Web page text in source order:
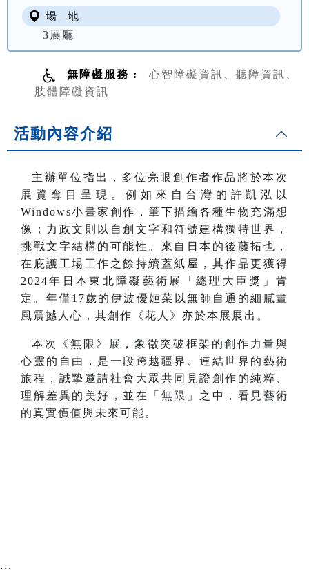
場 地
3展廳
無障礙服務 :
心智障礙資訊、聽障資訊、
肢體障礙資訊
活動內容介紹
主辦單位指出，多位亮眼創作者作品將於本次
展覽奪目呈現。例如來自台灣的許凱泓以
Windows小畫家創作，筆下描繪各種生物充滿想
像；力政文則以自創文字和符號建構獨特世界，
挑戰文字結構的可能性。來自日本的後藤拓也，
在庇護工場工作之餘持續蓋紙屋，其作品更獲得
2024年日本東北障礙藝術展「總理大臣獎」肯
定。年僅17歲的伊波優姬菜以無師自通的細膩畫
風震撼人心，其創作《花人》亦於本展展出。
本次《無限》展，象徵突破框架的創作力量與
心靈的自由，是一段跨越疆界、連結世界的藝術
旅程，誠摯邀請社會大眾共同見證創作的純粹、
理解差異的美好，並在「無限」之中，看見藝術
的真實價值與未來可能。